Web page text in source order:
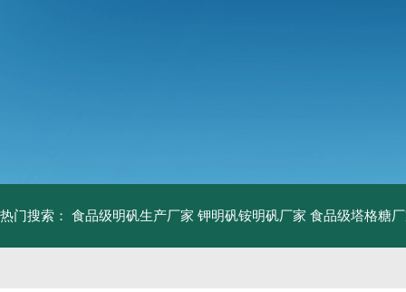
热门搜索： 食品级明矾生产厂家 钾明矾铵明矾厂家 食品级塔格糖